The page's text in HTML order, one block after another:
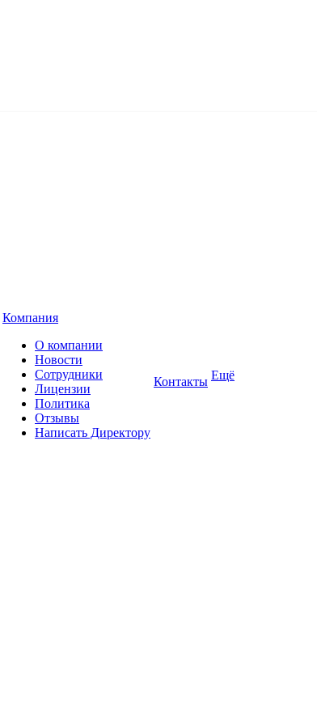
Компания
О компании
Новости
Сотрудники
Лицензии
Политика
Отзывы
Написать Директору
Контакты Ещё